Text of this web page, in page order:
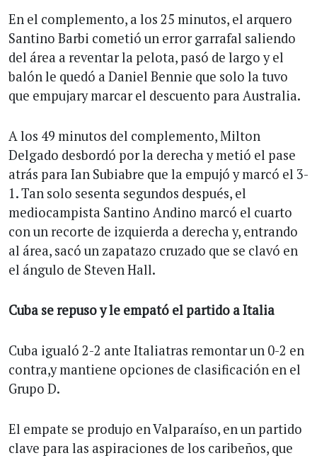
En el complemento, a los 25 minutos, el arquero
Santino Barbi cometió un error garrafal saliendo
del área a reventar la pelota, pasó de largo y el
balón le quedó a Daniel Bennie que solo la tuvo
que empujary marcar el descuento para Australia.
A los 49 minutos del complemento, Milton
Delgado desbordó por la derecha y metió el pase
atrás para Ian Subiabre que la empujó y marcó el 3-
1. Tan solo sesenta segundos después, el
mediocampista Santino Andino marcó el cuarto
con un recorte de izquierda a derecha y, entrando
al área, sacó un zapatazo cruzado que se clavó en
el ángulo de Steven Hall.
Cuba se repuso y le empató el partido a Italia
Cuba igualó 2-2 ante Italiatras remontar un 0-2 en
contra,y mantiene opciones de clasificación en el
Grupo D.
El empate se produjo en Valparaíso, en un partido
clave para las aspiraciones de los caribeños, que